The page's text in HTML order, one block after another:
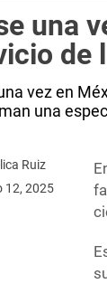
una
de
vez en
una
Ruiz
12, 2025